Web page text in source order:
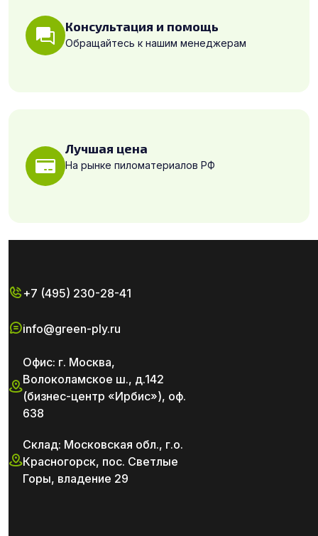
Консультация и помощь
Обращайтесь к нашим менеджерам
Лучшая цена
На рынке пиломатериалов РФ
+7 (495) 230-28-41
info@green-ply.ru
Офис: г. Москва,
Волоколамское ш., д.142
(бизнес-центр «Ирбис»), оф.
638
Склад: Московская обл., г.о.
Красногорск, пос. Светлые
Горы, владение 29